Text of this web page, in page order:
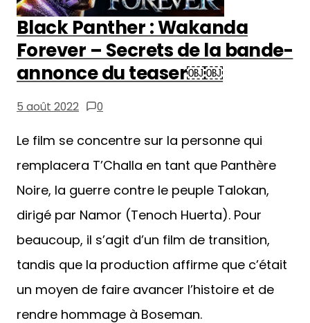
Black Panther : Wakanda
Forever – Secrets de la bande-
annonce du teaser￼￼
5 août 2022 0
Le film se concentre sur la personne qui
remplacera T’Challa en tant que Panthère
Noire, la guerre contre le peuple Talokan,
dirigé par Namor (Tenoch Huerta). Pour
beaucoup, il s’agit d’un film de transition,
tandis que la production affirme que c’était
un moyen de faire avancer l’histoire et de
rendre hommage à Boseman.